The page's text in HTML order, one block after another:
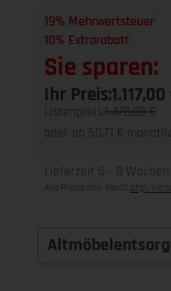
19% Mehrwertsteuer
10% Extrarabatt
Sie sparen:
Ihr Preis:1.117,00
Listenpreis: 1.478,00 €
oder ab 50,71 €
Lieferzeit 6 - 8 Wochen
Alle Preise inkl. MwSt zzgl.